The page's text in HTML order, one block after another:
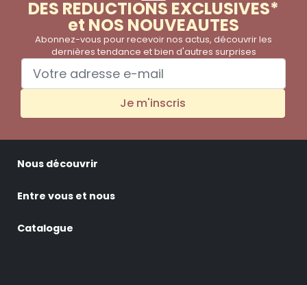
DES REDUCTIONS EXCLUSIVES*
et NOS NOUVEAUTES
Abonnez-vous pour recevoir nos actus, découvrir les
dernières tendance et bien d'autres surprises
Je m'inscris
Nous découvrir
Entre vous et nous
Catalogue